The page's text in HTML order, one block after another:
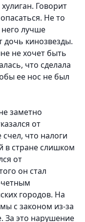
Говорит
Не то
лучше
дочь кинозвезды.
не хочет быть
что сделала
ее нос не был
заметно
от
что налоги
в стране слишком
от
он стал
городов. На
с законом из-за
За это нарушение